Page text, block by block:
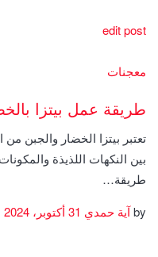
edit post
معجنات
طريقة عمل بيتزا
تعتبر بيتزا الخضار والجبن
بين النكهات اللذيذة
طريقة…
byآية حمدي